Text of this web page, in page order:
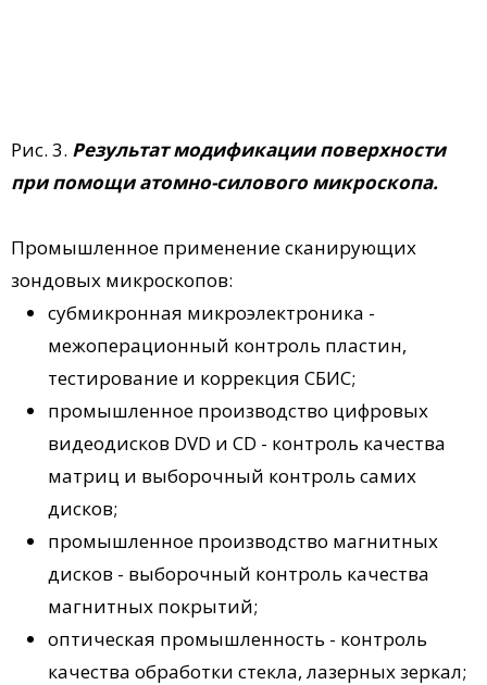
Рис. 3. Результат модификации поверхности
при помощи атомно-силового микроскопа.
Промышленное применение сканирующих
зондовых микроскопов:
субмикронная микроэлектроника -
межоперационный контроль пластин,
тестирование и коррекция СБИС;
промышленное производство цифровых
видеодисков DVD и CD - контроль качества
матриц и выборочный контроль самих
дисков;
промышленное производство магнитных
дисков - выборочный контроль качества
магнитных покрытий;
оптическая промышленность - контроль
качества обработки стекла, лазерных зеркал;